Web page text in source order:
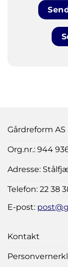
Gårdreform AS
Org.nr.: 944
Adresse:
Telefon: 22 38
E-post:
Kontakt